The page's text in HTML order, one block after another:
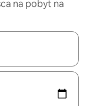
na pobyt na
się po nich za